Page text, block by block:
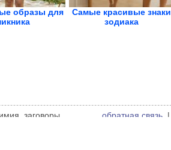
образы для
Самые красивые знаки
зодиака
заговоры,
обратная связь |